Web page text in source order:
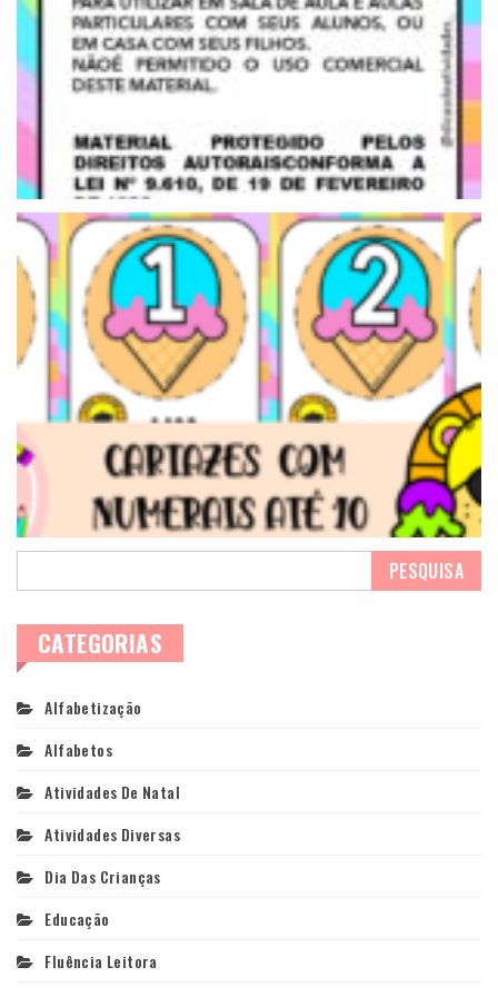
CATEGORIAS
Alfabetização
Alfabetos
Atividades De Natal
Atividades Diversas
Dia Das Crianças
Educação
Fluência Leitora